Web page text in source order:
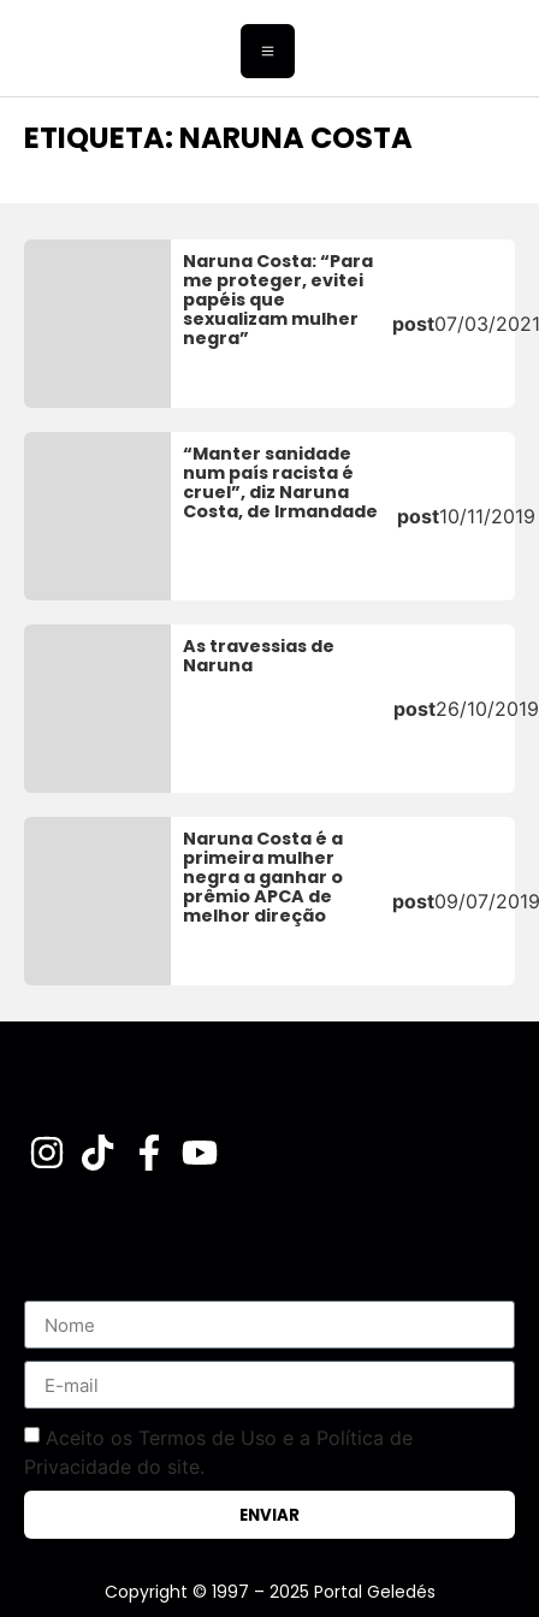
ETIQUETA: NARUNA COSTA
Naruna Costa: “Para
me proteger, evitei
papéis que
sexualizam mulher
negra”
post07/03/2021
“Manter sanidade
num país racista é
cruel”, diz Naruna
Costa, de Irmandade
post10/11/2019
As travessias de
Naruna
post26/10/2019
Naruna Costa é a
primeira mulher
negra a ganhar o
prêmio APCA de
melhor direção
post09/07/2019
Aceito os Termos de Uso e a Política de
Privacidade do site.
ENVIAR
Copyright © 1997 – 2025 Portal Geledés